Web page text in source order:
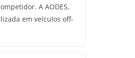
A AODES,
em veículos off-